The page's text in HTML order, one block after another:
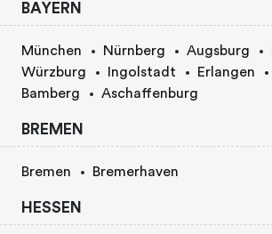
BAYERN
München Nürnberg Augsburg
Würzburg
Ingolstadt Erlangen
Bamberg
Aschaffenburg
BREMEN
Bremen Bremerhaven
HESSEN